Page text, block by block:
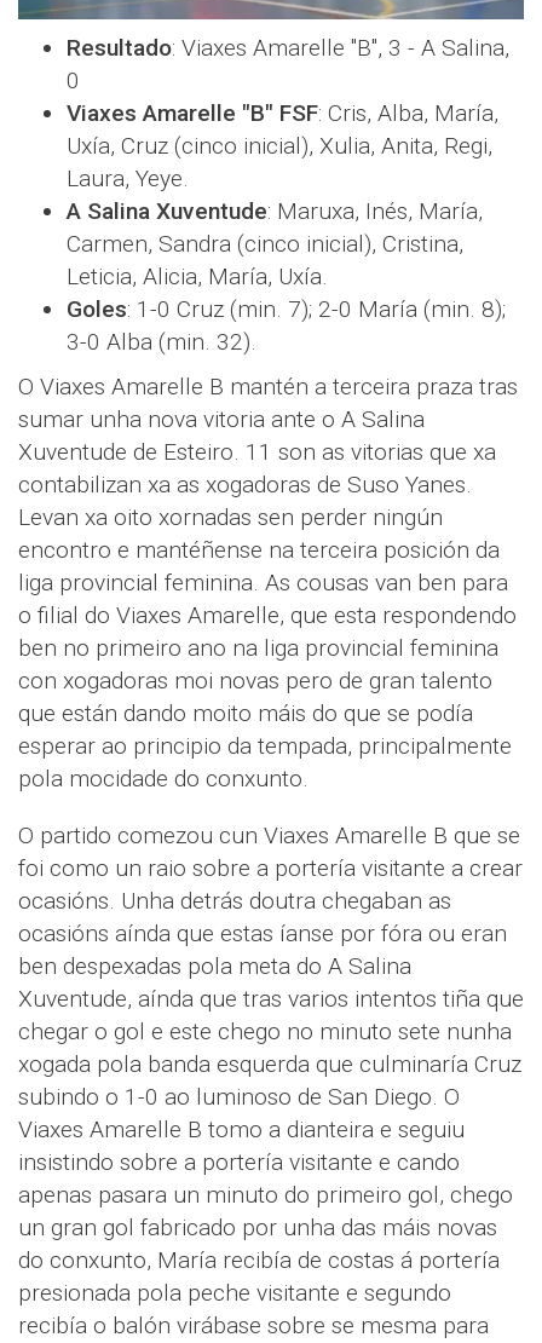
Resultado: Viaxes Amarelle "B", 3 - A Salina,
0
Viaxes Amarelle "B" FSF: Cris, Alba, María,
Uxía, Cruz (cinco inicial), Xulia, Anita, Regi,
Laura, Yeye.
A Salina Xuventude: Maruxa, Inés, María,
Carmen, Sandra (cinco inicial), Cristina,
Leticia, Alicia, María, Uxía.
Goles: 1-0 Cruz (min. 7); 2-0 María (min. 8);
3-0 Alba (min. 32).
O Viaxes Amarelle B mantén a terceira praza tras
sumar unha nova vitoria ante o A Salina
Xuventude de Esteiro. 11 son as vitorias que xa
contabilizan xa as xogadoras de Suso Yanes.
Levan xa oito xornadas sen perder ningún
encontro e mantéñense na terceira posición da
liga provincial feminina. As cousas van ben para
o filial do Viaxes Amarelle, que esta respondendo
ben no primeiro ano na liga provincial feminina
con xogadoras moi novas pero de gran talento
que están dando moito máis do que se podía
esperar ao principio da tempada, principalmente
pola mocidade do conxunto.
O partido comezou cun Viaxes Amarelle B que se
foi como un raio sobre a portería visitante a crear
ocasións. Unha detrás doutra chegaban as
ocasións aínda que estas íanse por fóra ou eran
ben despexadas pola meta do A Salina
Xuventude, aínda que tras varios intentos tiña que
chegar o gol e este chego no minuto sete nunha
xogada pola banda esquerda que culminaría Cruz
subindo o 1-0 ao luminoso de San Diego. O
Viaxes Amarelle B tomo a dianteira e seguiu
insistindo sobre a portería visitante e cando
apenas pasara un minuto do primeiro gol, chego
un gran gol fabricado por unha das máis novas
do conxunto, María recibía de costas á portería
presionada pola peche visitante e segundo
recibía o balón virábase sobre se mesma para